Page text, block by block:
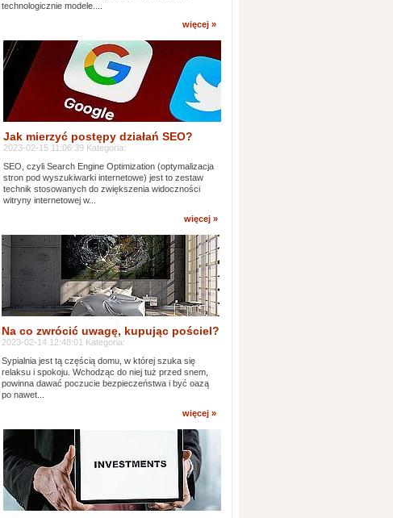
technologicznie modele....
więcej »
Jak mierzyć postępy działań SEO?
2023-02-15 11:06:39 Kategoria:
SEO, czyli Search Engine Optimization (optymalizacja
stron pod wyszukiwarki internetowe) jest to zestaw
technik stosowanych do zwiększenia widoczności
witryny internetowej w...
więcej »
Na co zwrócić uwagę, kupując pościel?
2023-02-14 12:48:01 Kategoria:
Sypialnia jest tą częścią domu, w której szuka się
relaksu i spokoju. Wchodząc do niej tuż przed snem,
powinna dawać poczucie bezpieczeństwa i być oazą
po nawet...
więcej »